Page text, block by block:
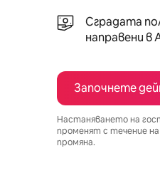
Сградата
направени в
Започнете
Настаняването на
променят с течение
промяна.